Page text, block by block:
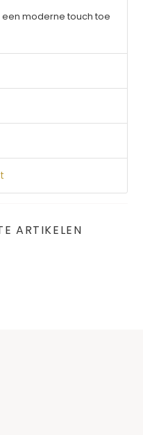
moderne touch toe
ARTIKELEN